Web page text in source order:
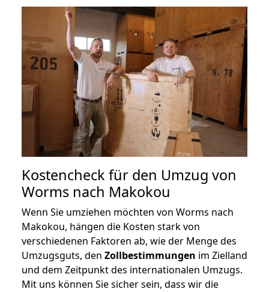
Kostencheck für den Umzug von
Worms nach Makokou
Wenn Sie umziehen möchten von Worms nach
Makokou, hängen die Kosten stark von
verschiedenen Faktoren ab, wie der Menge des
Umzugsguts, den Zollbestimmungen im Zielland
und dem Zeitpunkt des internationalen Umzugs.
Mit uns können Sie sicher sein, dass wir die